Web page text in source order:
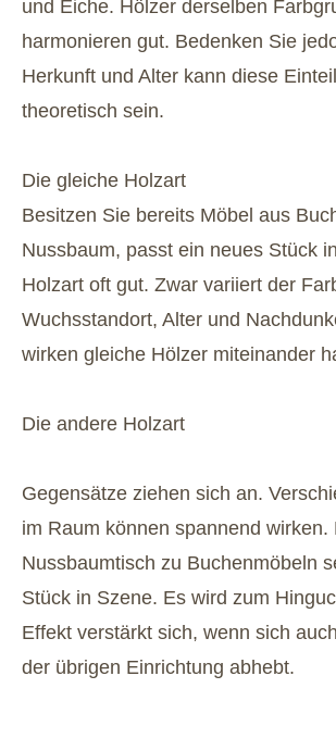
und Eiche. Hölzer derselben
harmonieren gut. Bedenken Sie
Herkunft und Alter kann diese
theoretisch sein.
Die gleiche Holzart
Besitzen Sie bereits Möbel aus
Nussbaum, passt ein neues Stück
Holzart oft gut. Zwar variiert der
Wuchsstandort, Alter und
wirken gleiche Hölzer miteinander
Die andere Holzart
Gegensätze ziehen sich an.
im Raum können spannend wirken.
Nussbaumtisch zu Buchenmöbeln
Stück in Szene. Es wird zum
Effekt verstärkt sich, wenn sich
der übrigen Einrichtung abhebt.